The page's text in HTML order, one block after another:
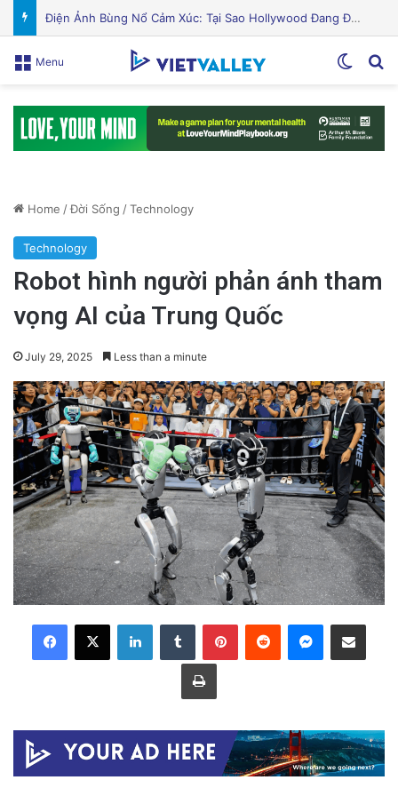
Puerto Rico Bắt Đầu Cắt Giảm Nước Giữa Cuộc Khủng Hoảng Hạn Hán: “Thật Khắc Nghiệt”
Menu
Home /Đời Sống /Technology
Technology
Robot hình người phản ánh tham
vọng AI của Trung Quốc
July 29, 2025 Less than a minute
LinkedInTumblr PinterestReddit Messenger
Share via Email
Print